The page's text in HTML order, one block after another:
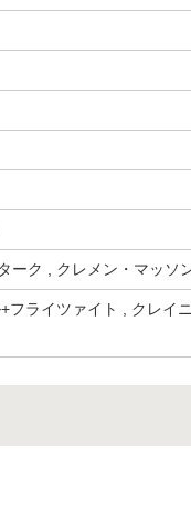
ーク , クレメン・マッソ
フライツァイト , クレイ